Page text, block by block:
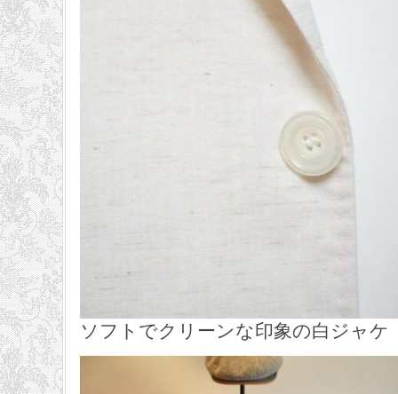
ソフトでクリーンな印象の白ジャケ